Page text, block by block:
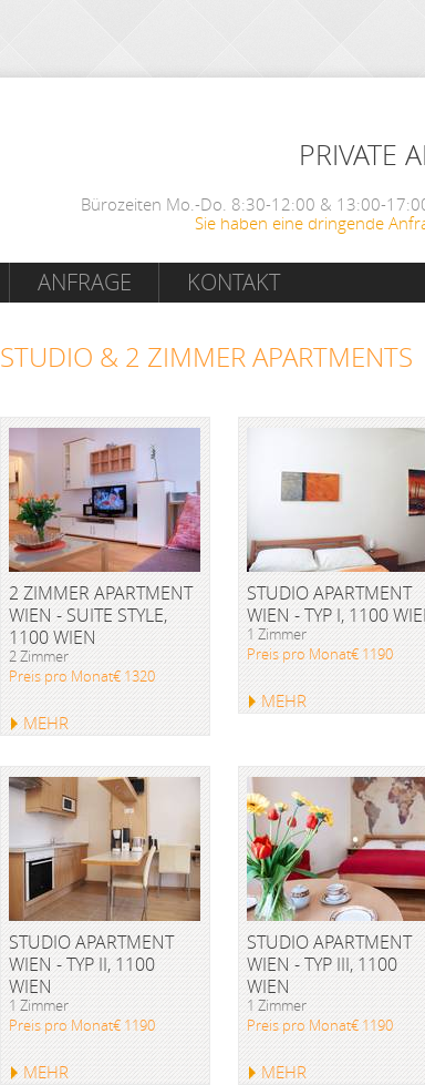
PRIVATE
Bürozeiten Mo.-Do. 8:30-12:00 & 13:00-
Sie haben eine dringende
ANFRAGE KONTAKT
STUDIO & 2 ZIMMER APARTMENTS
2 ZIMMER APARTMENT
WIEN - SUITE STYLE,
1100 WIEN
2 Zimmer
Preis pro Monat€ 1320
MEHR
STUDIO APARTMENT
WIEN - TYP I, 1100
1 Zimmer
Preis pro Monat€ 1190
MEHR
STUDIO APARTMENT
WIEN - TYP II, 1100
WIEN
1 Zimmer
Preis pro Monat€ 1190
MEHR
STUDIO APARTMENT
WIEN - TYP III, 1100
WIEN
1 Zimmer
Preis pro Monat€ 1190
MEHR